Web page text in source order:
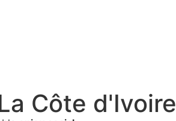
Côte d'Ivoire